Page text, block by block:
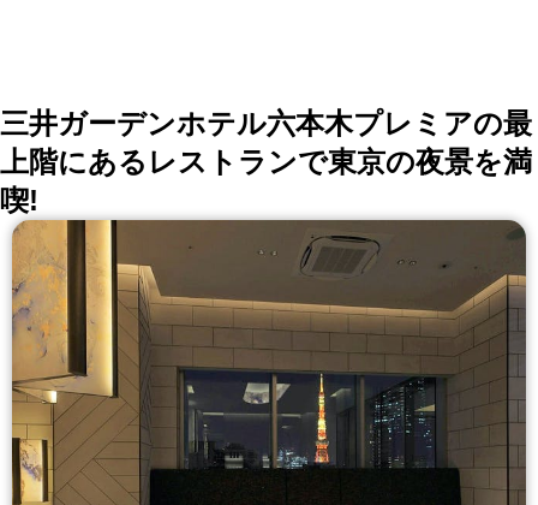
三井ガーデンホテル六本木プレミアの最
上階にあるレストランで東京の夜景を満
喫!